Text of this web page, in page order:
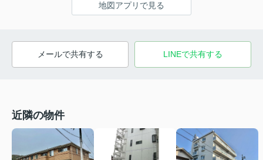
地図アプリで見る
メールで共有する LINEで共有する
近隣の物件